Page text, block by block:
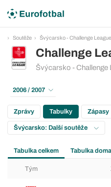
Soutěže Švýcarsko - Challenge
Challenge
Švýcarsko -
2006 / 2007
Zprávy Tabulky Zápasy
Švýcarsko: Další soutěže
Tabulka celkem Tabulka doma
Tým